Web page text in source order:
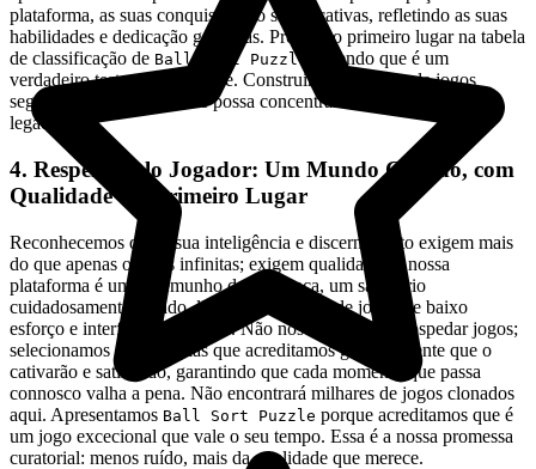
plataforma, as suas conquistas são significativas, refletindo as suas
habilidades e dedicação genuínas. Procure o primeiro lugar na tabela
de classificação de Ball Sort Puzzle
sabendo que é um
verdadeiro teste de habilidade. Construímos o campo de jogos
seguro e justo, para que se possa concentrar em construir o seu
legado.
4. Respeito pelo Jogador: Um Mundo Curado, com
Qualidade em Primeiro Lugar
Reconhecemos que a sua inteligência e discernimento exigem mais
do que apenas opções infinitas; exigem qualidade. A nossa
plataforma é um testemunho desta crença, um santuário
cuidadosamente curado, livre da desordem de jogos de baixo
esforço e interfaces intrusivas. Não nos limitamos a hospedar jogos;
selecionamos experiências que acreditamos genuinamente que o
cativarão e satisfarão, garantindo que cada momento que passa
connosco valha a pena. Não encontrará milhares de jogos clonados
aqui. Apresentamos Ball Sort Puzzle porque acreditamos que é
um jogo excecional que vale o seu tempo. Essa é a nossa promessa
curatorial: menos ruído, mais da qualidade que merece.